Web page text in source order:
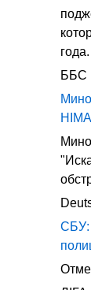
ББС
СБУ: